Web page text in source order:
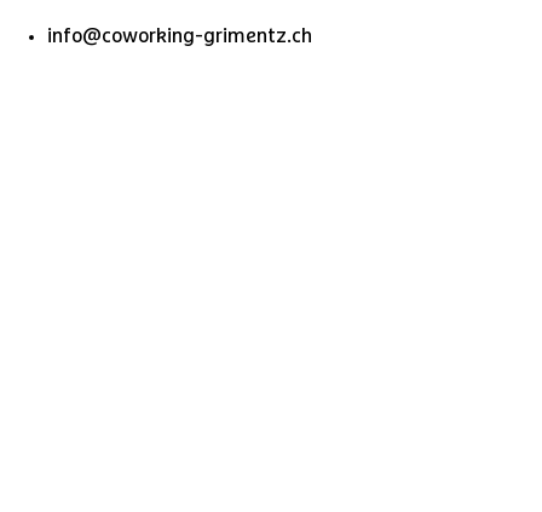
info@coworking-grimentz.ch